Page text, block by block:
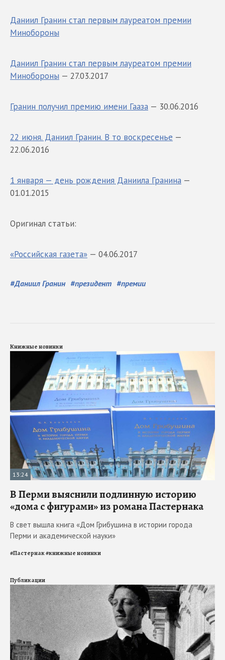
Даниил Гранин стал первым лауреатом премии
Минобороны
Даниил Гранин стал первым лауреатом премии
Минобороны — 27.03.2017
Гранин получил премию имени Гааза — 30.06.2016
22 июня. Даниил Гранин. В то воскресенье —
22.06.2016
1 января — день рождения Даниила Гранина —
01.01.2015
Оригинал статьи:
«Российская газета» — 04.06.2017
#Даниил Гранин #президент #премии
Книжные новинки
13:24
В Перми выяснили подлинную историю
«дома с фигурами» из романа Пастернака
В свет вышла книга «Дом Грибушина в истории города
Перми и академической науки»
#Пастернак#книжные новинки
Публикации